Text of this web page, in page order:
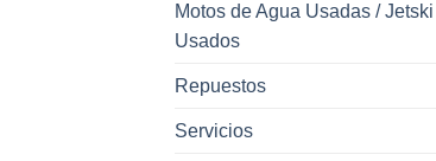
Motos de Agua Usadas / Jetski
Usados
Repuestos
Servicios